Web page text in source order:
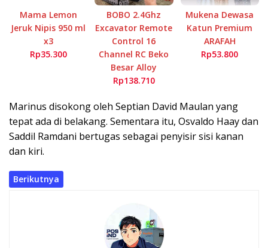
Mama Lemon
Jeruk Nipis 950 ml
x3
Rp35.300
BOBO 2.4Ghz
Excavator Remote
Control 16
Channel RC Beko
Besar Alloy
Rp138.710
Mukena Dewasa
Katun Premium
ARAFAH
Rp53.800
Marinus disokong oleh Septian David Maulan yang
tepat ada di belakang. Sementara itu, Osvaldo Haay dan
Saddil Ramdani bertugas sebagai penyisir sisi kanan
dan kiri.
Berikutnya